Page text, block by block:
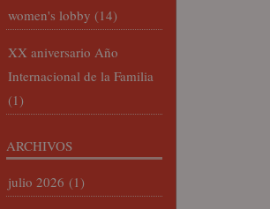
women's lobby (14)
XX aniversario Año
Internacional de la Familia
(1)
ARCHIVOS
julio 2026 (1)